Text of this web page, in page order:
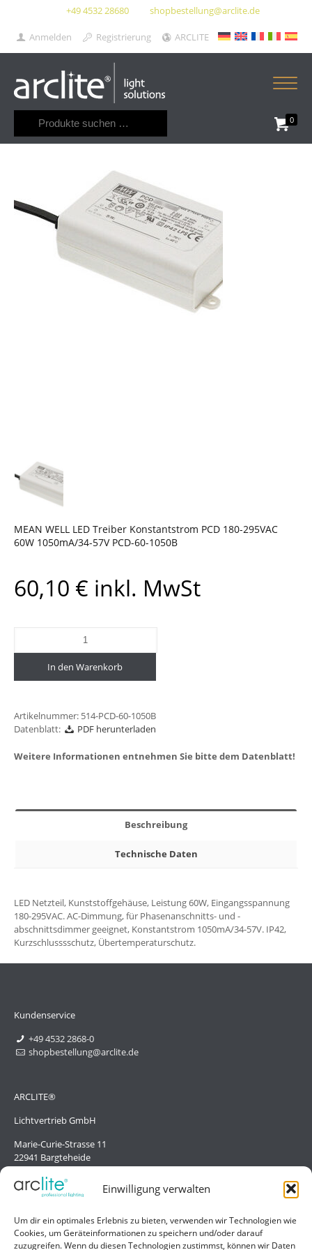
Einwilligung verwalten
Um dir ein optimales Erlebnis zu bieten, verwenden wir Technologien wie
Cookies, um Geräteinformationen zu speichern und/oder darauf
zuzugreifen. Wenn du diesen Technologien zustimmst, können wir Daten
+49 4532 28680 shopbestellung@arclite.de
Anmelden Registrierung ARCLITE
0
MEAN WELL LED Treiber Konstantstrom PCD 180-295VAC
60W 1050mA/34-57V PCD-60-1050B
60,10 € inkl. MwSt
In den Warenkorb
Artikelnummer: 514-PCD-60-1050B
Datenblatt:
PDF herunterladen
Weitere Informationen entnehmen Sie bitte dem Datenblatt!
Beschreibung
Technische Daten
LED Netzteil, Kunststoffgehäuse, Leistung 60W, Eingangsspannung
180-295VAC. AC-Dimmung, für Phasenanschnitts- und -
abschnittsdimmer geeignet, Konstantstrom 1050mA/34-57V. IP42,
Kurzschlusssschutz, Übertemperaturschutz.
Kundenservice
+49 4532 2868-0
shopbestellung@arclite.de
ARCLITE®
Lichtvertrieb GmbH
Marie-Curie-Strasse 11
22941 Bargteheide
Deutschland/Germany
Hilfe
Liefer- und Zahlungsbedingungen